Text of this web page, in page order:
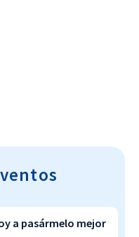
a pasármelo mejor